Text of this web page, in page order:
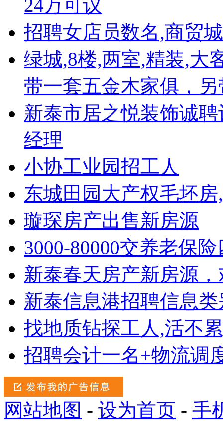
24万可议
招聘女店员数名,商贸
绿城,8楼,两室,精装,大
带一套五金木家俱，
新泰市居之悦装饰诚
经理
小协工业园招工人
东城田园大产权毛坯
璇琛房产出售新房源
3000-80000交养老保
新泰春天房产新房源
新泰信息港招聘信息
找地质钻探工人,活不
招聘会计一名+物流调
网站地图 - 设为首页 - 手